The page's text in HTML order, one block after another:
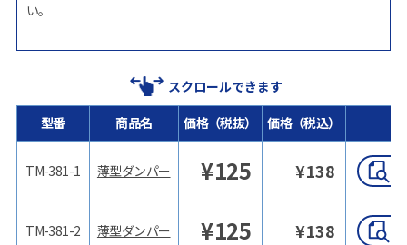
い。
スクロールできます
型番
TM-381-1
TM-381-2
商品名 価格（税抜） 価格（税込）
薄型ダンパー ¥125 ¥138
薄型ダンパー ¥125 ¥138